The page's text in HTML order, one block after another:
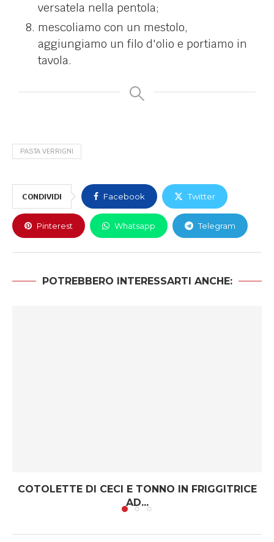
versatela nella pentola;
mescoliamo con un mestolo,
aggiungiamo un filo d'olio e portiamo in
tavola.
PASTA VERRIGNI
CONDIVIDI Facebook Twitter
Pinterest Whatsapp Telegram
POTREBBERO INTERESSARTI ANCHE:
COTOLETTE DI CECI E TONNO IN FRIGGITRICE
AD...